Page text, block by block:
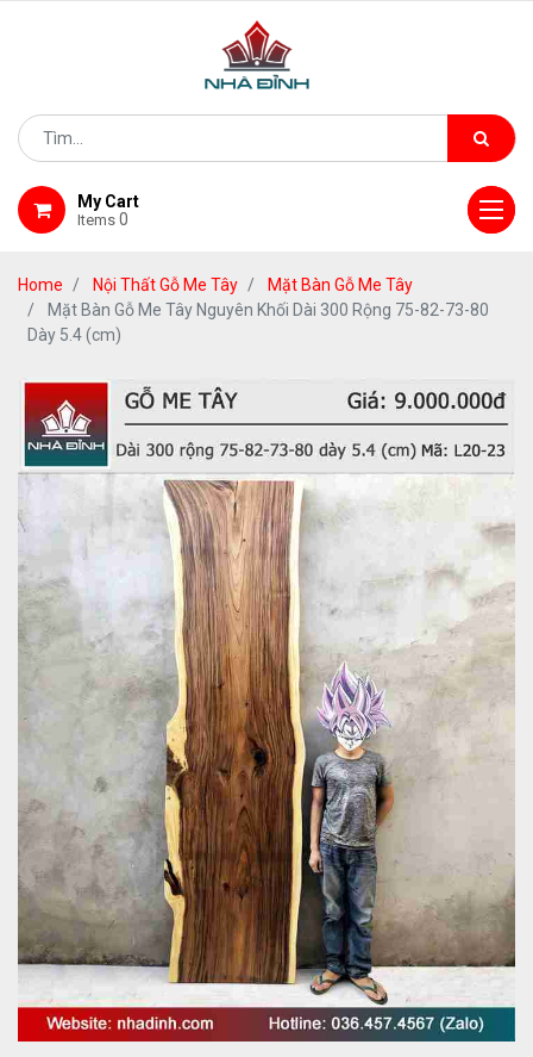
My Cart
Items 0
Home Nội Thất Gỗ Me Tây
Mặt Bàn Gỗ Me Tây
Mặt Bàn Gỗ Me Tây Nguyên Khối Dài 300 Rộng 75-82-73-80
Dày 5.4 (cm)